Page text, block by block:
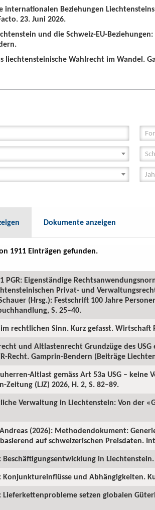
internationalen Beziehungen
23. Juni 2026.
und die Schweiz-EU-
liechtensteinische Wahlrecht im Wandel.
Dokumente anzeigen
1911 Einträgen gefunden.
PGR: Eigenständige
Privat- und
(Hrsg.): Festschrift 100 Jahre
S. 25–40.
rechtlichen Sinn. Kurz gefasst. Wirtschaft
und Altlastenrecht Grundzüge des
Recht. Gamprin-Bendern (Beiträge
Altlast gemäss Art 53a USG –
(LJZ) 2026, H. 2, S. 82–89.
Verwaltung in Liechtenstein: Von der
(2026): Methodendokument:
auf schweizerischen Preisdaten.
in
Konjunktureinflüsse und Abhängigkeiten.
Lieferkettenprobleme setzen globalen